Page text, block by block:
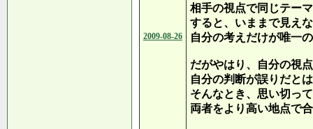
2009-08-26
相手の視点で同じテー
すると、いままで見え
自分の考えだけが唯一
だがやはり、自分の視
自分の判断が誤りだと
そんなとき、思い切っ
両者をより高い地点で